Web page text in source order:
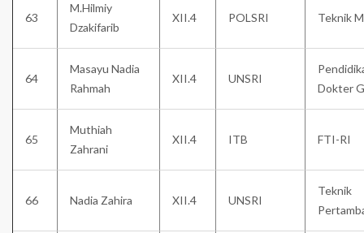
63
M.Hilmiy
Dzakifarib
XII.4 POLSRI Teknik
64
Masayu Nadia
Rahmah
XII.4 UNSRI
Dokter
65
Muthiah
Zahrani
XII.4 ITB FTI-RI
66 Nadia Zahira XII.4 UNSRI
Teknik